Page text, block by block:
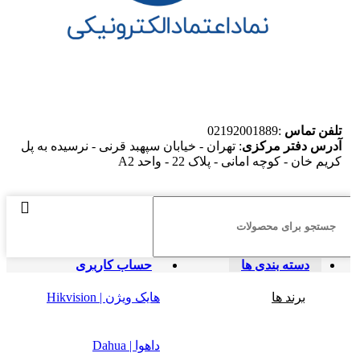
تلفن تماس:02192001889
آدرس دفتر مرکزی : تهران - خیابان سپهبد قرنی - نرسیده به پل
کریم خان - کوچه امانی - پلاک 22 - واحد A2
حساب کاربری دسته بندی ها
برند ها هایک ویژن | Hikvision
داهوا | Dahua